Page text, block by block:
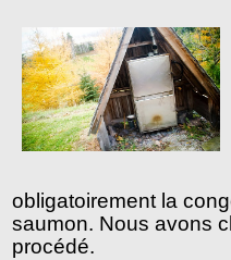
obligatoirement la
saumon. Nous avons
procédé.